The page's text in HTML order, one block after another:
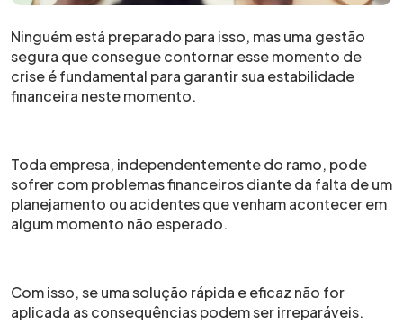
Ninguém está preparado para isso, mas uma gestão
segura que consegue contornar esse momento de
crise é fundamental para garantir sua estabilidade
financeira neste momento.
Toda empresa, independentemente do ramo, pode
sofrer com problemas financeiros diante da falta de um
planejamento ou acidentes que venham acontecer em
algum momento não esperado.
Com isso, se uma solução rápida e eficaz não for
aplicada as consequências podem ser irreparáveis.